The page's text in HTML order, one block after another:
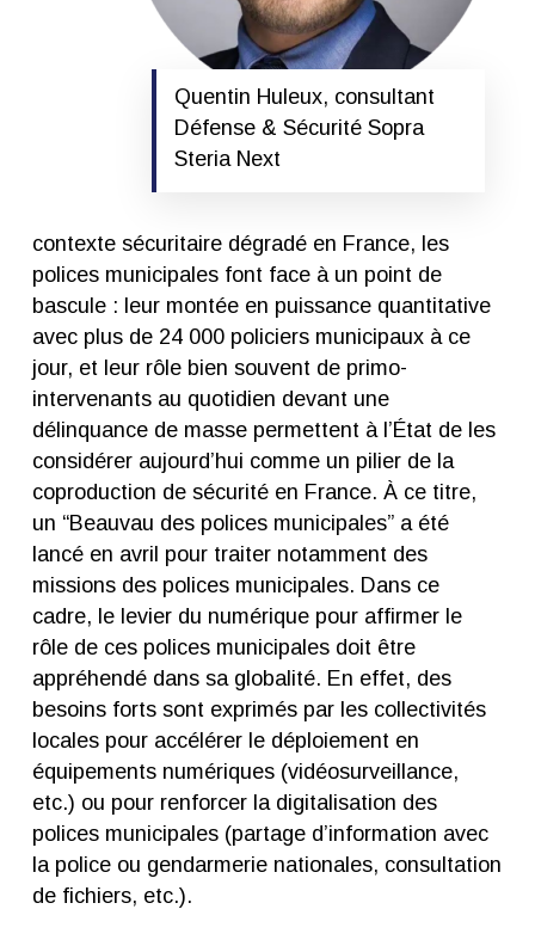
Quentin Huleux, consultant
Défense & Sécurité Sopra
Steria Next
contexte sécuritaire dégradé en France, les
polices municipales font face à un point de
bascule : leur montée en puissance quantitative
avec plus de 24 000 policiers municipaux à ce
jour, et leur rôle bien souvent de primo-
intervenants au quotidien devant une
délinquance de masse permettent à l’État de les
considérer aujourd’hui comme un pilier de la
coproduction de sécurité en France. À ce titre,
un “Beauvau des polices municipales” a été
lancé en avril pour traiter notamment des
missions des polices municipales. Dans ce
cadre, le levier du numérique pour affirmer le
rôle de ces polices municipales doit être
appréhendé dans sa globalité. En effet, des
besoins forts sont exprimés par les collectivités
locales pour accélérer le déploiement en
équipements numériques (vidéosurveillance,
etc.) ou pour renforcer la digitalisation des
polices municipales (partage d’information avec
la police ou gendarmerie nationales, consultation
de fichiers, etc.).